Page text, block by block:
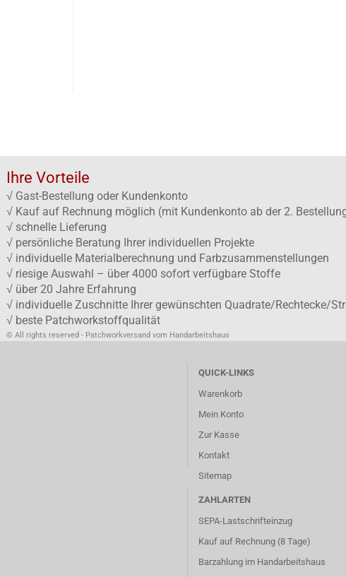
Ihre Vorteile
√ Gast-Bestellung oder Kundenkonto
√ Kauf auf Rechnung möglich (mit Kundenkonto ab der 2.
√ schnelle Lieferung
√ persönliche Beratung Ihrer individuellen Projekte
√ individuelle Materialberechnung und Farbzusammenstellungen
√ riesige Auswahl – über 4000 sofort verfügbare Stoffe
√ über 20 Jahre Erfahrung
√ individuelle Zuschnitte Ihrer gewünschten Quadrate/Rechtecke/
√ beste Patchworkstoffqualität
© All rights reserved - Patchworkversand vom Handarbeitshaus
QUICK-LINKS
Warenkorb
Mein Konto
Zur Kasse
Kontakt
Sitemap
ZAHLARTEN
SEPA-Lastschrifteinzug
Kauf auf Rechnung (8 Tage)
Barzahlung im Handarbeitshaus